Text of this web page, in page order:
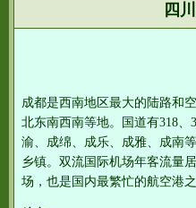
四
成都是西南地区最大的陆路和
北东南西南等地。国道有318、
渝、成绵、成乐、成雅、成南
乡镇。双流国际机场年客流量
场，也是国内最繁忙的航空港之